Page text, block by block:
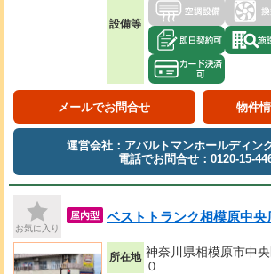
設備等
メールでお問合せ 物件
運営会社：アパルトマンホールディン
電話でお問合せ：0120-15-
お気に入り
屋内型 ベストトランク相模原中央
所在地 神奈川県相模原市中
０